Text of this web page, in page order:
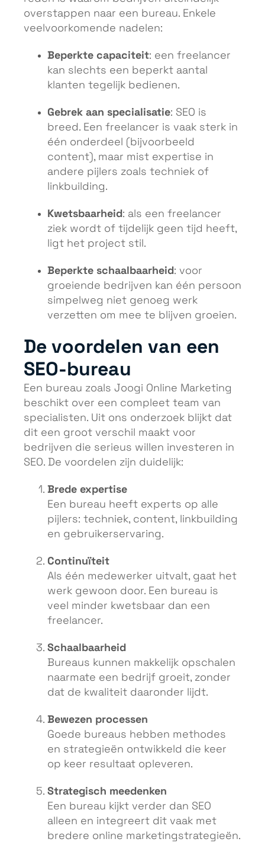
overstappen naar een bureau. Enkele
veelvoorkomende nadelen:
Beperkte capaciteit: een freelancer
kan slechts een beperkt aantal
klanten tegelijk bedienen.
Gebrek aan specialisatie: SEO is
breed. Een freelancer is vaak sterk in
één onderdeel (bijvoorbeeld
content), maar mist expertise in
andere pijlers zoals techniek of
linkbuilding.
Kwetsbaarheid: als een freelancer
ziek wordt of tijdelijk geen tijd heeft,
ligt het project stil.
Beperkte schaalbaarheid: voor
groeiende bedrijven kan één persoon
simpelweg niet genoeg werk
verzetten om mee te blijven groeien.
De voordelen van een
SEO-bureau
Een bureau zoals Joogi Online Marketing
beschikt over een compleet team van
specialisten. Uit ons onderzoek blijkt dat
dit een groot verschil maakt voor
bedrijven die serieus willen investeren in
SEO. De voordelen zijn duidelijk:
Brede expertise
Een bureau heeft experts op alle
pijlers: techniek, content, linkbuilding
en gebruikerservaring.
Continuïteit
Als één medewerker uitvalt, gaat het
werk gewoon door. Een bureau is
veel minder kwetsbaar dan een
freelancer.
Schaalbaarheid
Bureaus kunnen makkelijk opschalen
naarmate een bedrijf groeit, zonder
dat de kwaliteit daaronder lijdt.
Bewezen processen
Goede bureaus hebben methodes
en strategieën ontwikkeld die keer
op keer resultaat opleveren.
Strategisch meedenken
Een bureau kijkt verder dan SEO
alleen en integreert dit vaak met
bredere online marketingstrategieën.